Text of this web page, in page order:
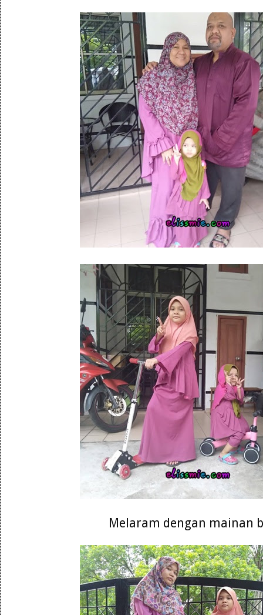
Melaram dengan mainan